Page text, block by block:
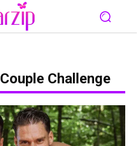
Couple Challenge